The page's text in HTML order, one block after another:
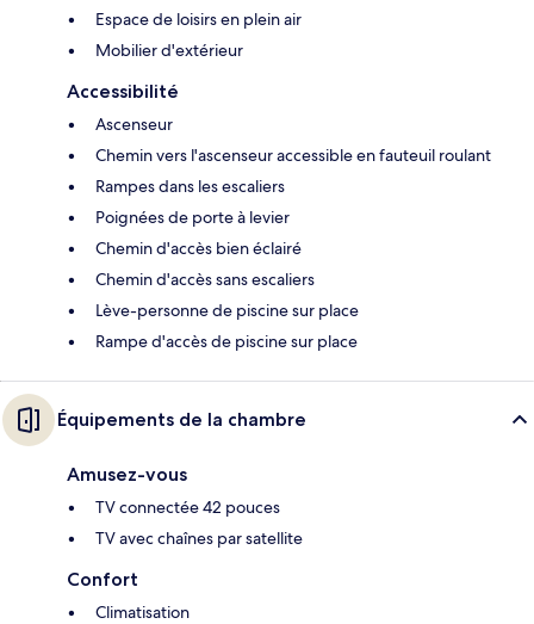
Espace de loisirs en plein air
Mobilier d'extérieur
Accessibilité
Ascenseur
Chemin vers l'ascenseur accessible en fauteuil roulant
Rampes dans les escaliers
Poignées de porte à levier
Chemin d'accès bien éclairé
Chemin d'accès sans escaliers
Lève-personne de piscine sur place
Rampe d'accès de piscine sur place
Équipements de la chambre
Amusez-vous
TV connectée 42 pouces
TV avec chaînes par satellite
Confort
Climatisation